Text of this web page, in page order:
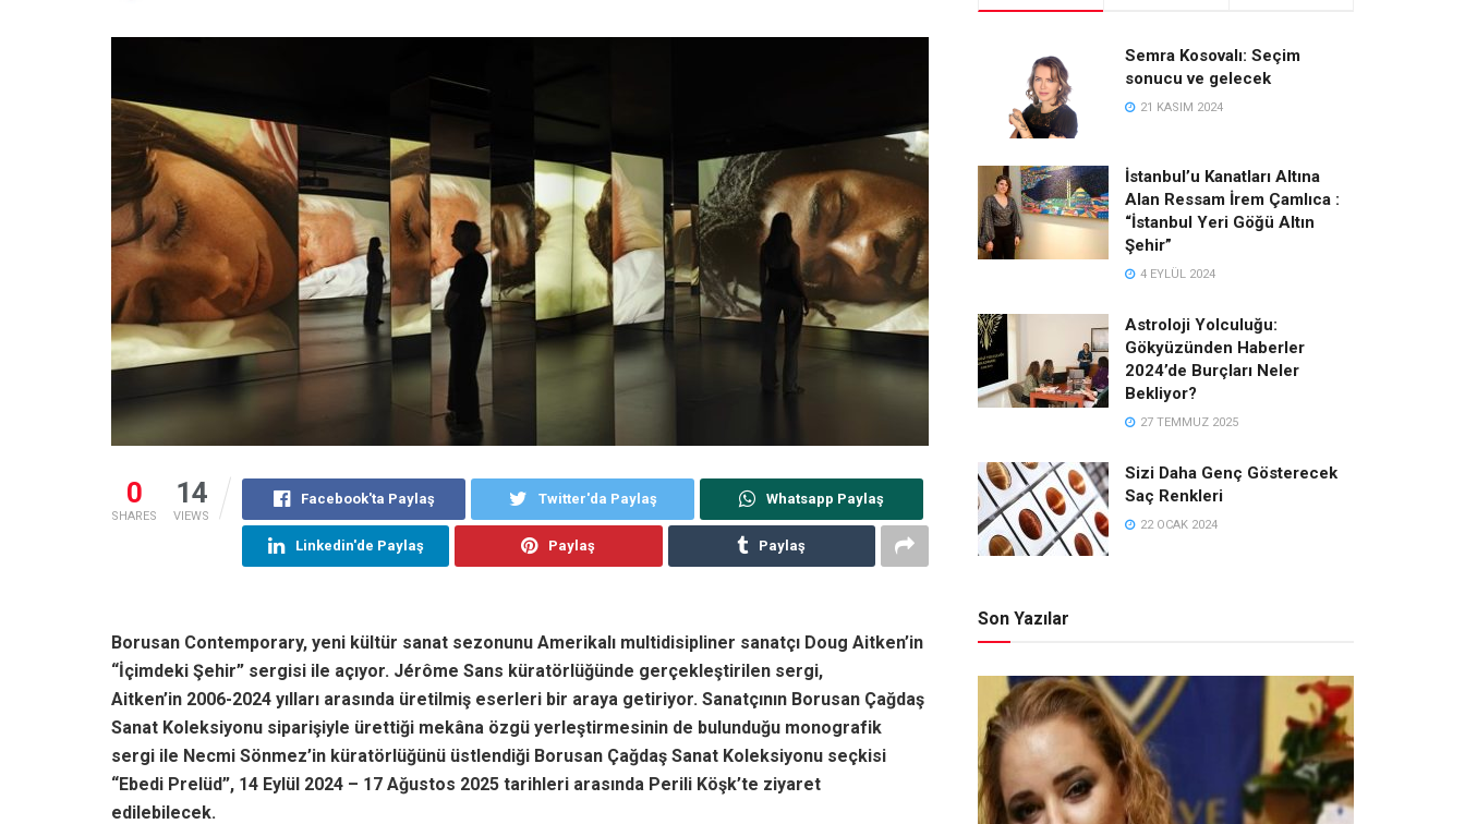
0
SHARES
14
VIEWS
Facebook'ta Paylaş Twitter'da Paylaş Whatsapp Paylaş
Linkedin'de Paylaş Paylaş Paylaş
Borusan Contemporary, yeni kültür sanat sezonunu Amerikalı multidisipliner sanatçı Doug Aitken’in
“İçimdeki Şehir” sergisi ile açıyor. Jérôme Sans küratörlüğünde gerçekleştirilen sergi,
Aitken’in 2006-2024 yılları arasında üretilmiş eserleri bir araya getiriyor. Sanatçının Borusan Çağdaş
Sanat Koleksiyonu siparişiyle ürettiği mekâna özgü yerleştirmesinin de bulunduğu monografik
sergi ile Necmi Sönmez’in küratörlüğünü üstlendiği Borusan Çağdaş Sanat Koleksiyonu seçkisi
“Ebedi Prelüd”, 14 Eylül 2024 – 17 Ağustos 2025 tarihleri arasında Perili Köşk’te ziyaret
edilebilecek.
Semra Kosovalı: Seçim
sonucu ve gelecek
21 KASIM 2024
İstanbul’u Kanatları Altına
Alan Ressam İrem Çamlıca :
“İstanbul Yeri Göğü Altın
Şehir”
4 EYLÜL 2024
Astroloji Yolculuğu:
Gökyüzünden Haberler
2024’de Burçları Neler
Bekliyor?
27 TEMMUZ 2025
Sizi Daha Genç Gösterecek
Saç Renkleri
22 OCAK 2024
Son Yazılar